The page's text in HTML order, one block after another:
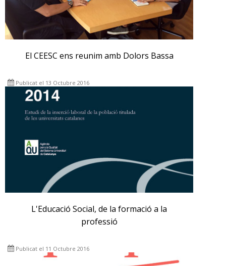
El CEESC ens reunim amb Dolors Bassa
Publicat el 13 Octubre 2016
L'Educació Social, de la formació a la
professió
Publicat el 11 Octubre 2016